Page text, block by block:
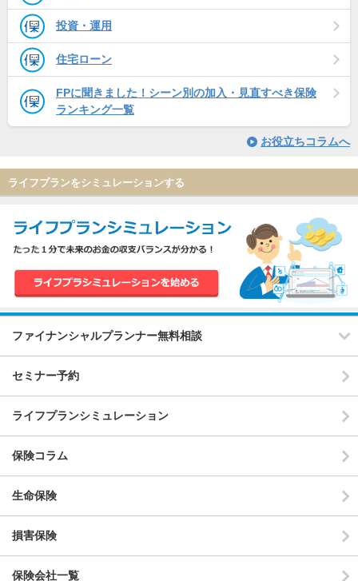
投資・運用
住宅ローン
FPに聞きました！シーン別の加入・見直すべき保険
ランキング一覧
お役立ちコラムへ
ライフプランをシミュレーションする
ファイナンシャルプランナー無料相談
セミナー予約
ライフプランシミュレーション
保険コラム
生命保険
損害保険
保険会社一覧